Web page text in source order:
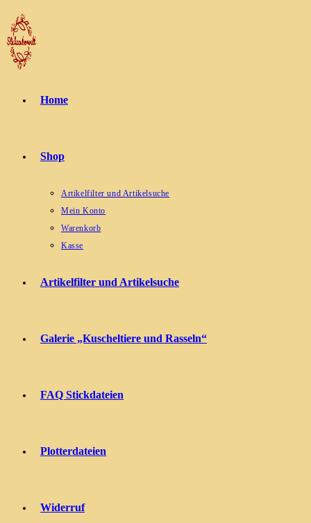
Zum
Inhalt
springen
Home
Shop
Artikelfilter und Artikelsuche
Mein Konto
Warenkorb
Kasse
Artikelfilter und Artikelsuche
Galerie „Kuscheltiere und Rasseln“
FAQ Stickdateien
Plotterdateien
Widerruf